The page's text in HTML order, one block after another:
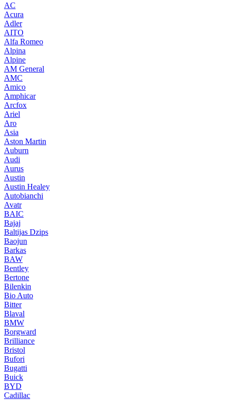
AC
Acura
Adler
AITO
Alfa Romeo
Alpina
Alpine
AM General
AMC
Amico
Amphicar
Arcfox
Ariel
Aro
Asia
Aston Martin
Auburn
Audi
Aurus
Austin
Austin Healey
Autobianchi
Avatr
BAIC
Bajaj
Baltijas Dzips
Baojun
Barkas
BAW
Bentley
Bertone
Bilenkin
Bio Auto
Bitter
Blaval
BMW
Borgward
Brilliance
Bristol
Bufori
Bugatti
Buick
BYD
Cadillac